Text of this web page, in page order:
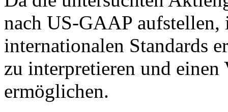
nach US-GAAP aufstellen,
internationalen Standards
zu interpretieren und
ermöglichen.